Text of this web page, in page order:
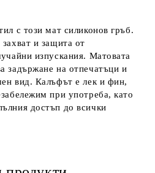
с този мат силиконов гръб.
и защита от
изпускания. Матовата
задържане на отпечатъци и
вид. Калъфът е лек и фин,
при употреба, като
достъп до всички